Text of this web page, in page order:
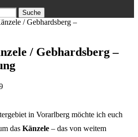
Suche
/ Gebhardsberg –
/ Gebhardsberg –
in Vorarlberg möchte ich euch
das Känzele – das von weitem